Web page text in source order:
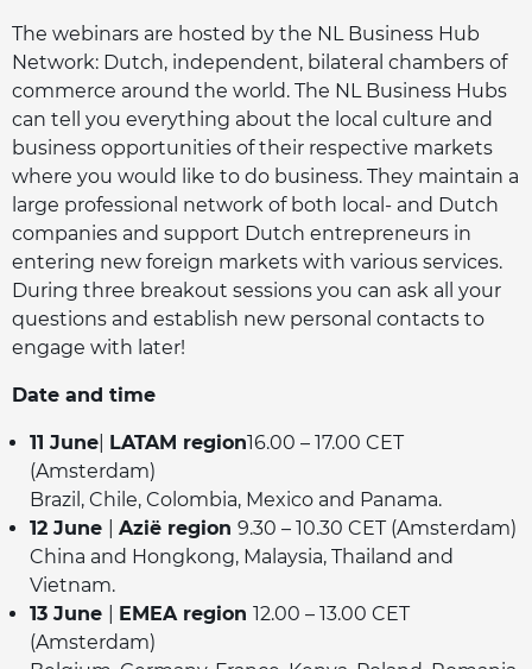
The webinars are hosted by the NL Business Hub
Network: Dutch, independent, bilateral chambers of
commerce around the world. The NL Business Hubs
can tell you everything about the local culture and
business opportunities of their respective markets
where you would like to do business. They maintain a
large professional network of both local- and Dutch
companies and support Dutch entrepreneurs in
entering new foreign markets with various services.
During three breakout sessions you can ask all your
questions and establish new personal contacts to
engage with later!
Date and time
11 June LATAM region16.00 – 17.00 CET
(Amsterdam)
Brazil, Chile, Colombia, Mexico and Panama.
12 June
Azië region 9.30 – 10.30 CET (Amsterdam)
China and Hongkong, Malaysia, Thailand and
Vietnam.
13 June
EMEA region 12.00 – 13.00 CET
(Amsterdam)